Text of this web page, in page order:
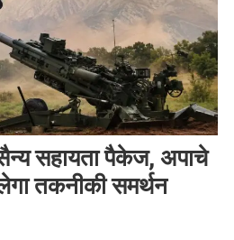
सहायता पैकेज, अपाचे
तकनीकी समर्थन